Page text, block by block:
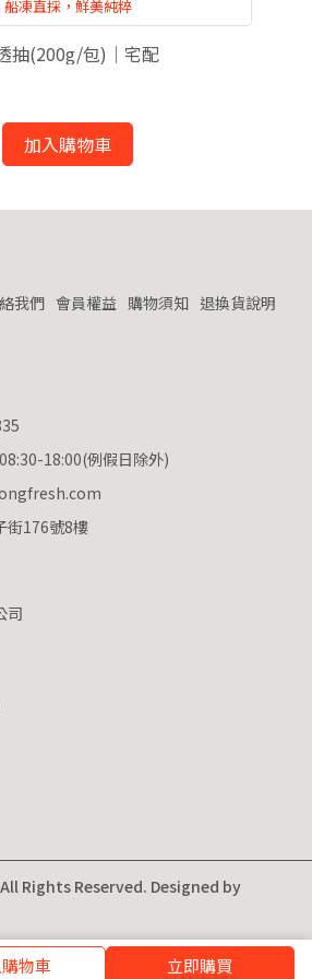
物車 立即購買
船凍直採，鮮美純粹
抽(200g/包)｜宅配
加入購物車
我們 會員權益 購物須知 退換貨說明
18:00(例假日除外)
街176號8樓
司
All Rights Reserved. Designed by